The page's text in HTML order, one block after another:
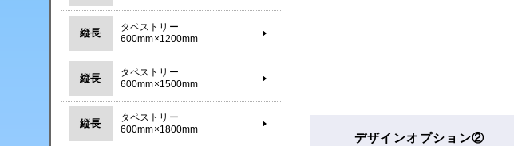
デザインオプション②
縦長
タペストリー
600mm×1200mm
縦長
タペストリー
600mm×1500mm
縦長
タペストリー
600mm×1800mm